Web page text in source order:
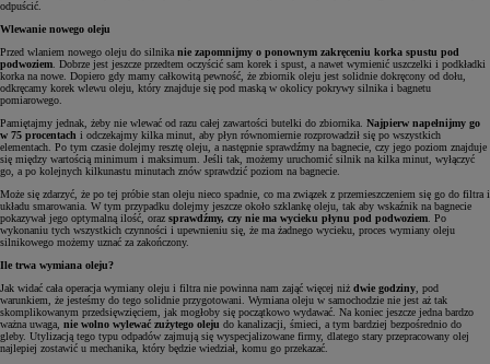
odpuścić.
Wlewanie nowego oleju
Przed wlaniem nowego oleju do silnika nie zapomnijmy o ponownym zakręceniu korka spustu pod
podwoziem. Dobrze jest jeszcze przedtem oczyścić sam korek i spust, a nawet wymienić uszczelki i podkładki
korka na nowe. Dopiero gdy mamy całkowitą pewność, że zbiornik oleju jest solidnie dokręcony od dołu,
odkręcamy korek wlewu oleju, który znajduje się pod maską w okolicy pokrywy silnika i bagnetu
pomiarowego.
Pamiętajmy jednak, żeby nie wlewać od razu całej zawartości butelki do zbiornika. Najpierw napełnijmy go
w 75 procentach i odczekajmy kilka minut, aby płyn równomiernie rozprowadził się po wszystkich
elementach. Po tym czasie dolejmy resztę oleju, a następnie sprawdźmy na bagnecie, czy jego poziom znajduje
się między wartością minimum i maksimum. Jeśli tak, możemy uruchomić silnik na kilka minut, wyłączyć
go, a po kolejnych kilkunastu minutach znów sprawdzić poziom na bagnecie.
Może się zdarzyć, że po tej próbie stan oleju nieco spadnie, co ma związek z przemieszczeniem się go do filtra i
układu smarowania. W tym przypadku dolejmy jeszcze około szklankę oleju, tak aby wskaźnik na bagnecie
pokazywał jego optymalną ilość, oraz sprawdźmy, czy nie ma wycieku płynu pod podwoziem. Po
wykonaniu tych wszystkich czynności i upewnieniu się, że ma żadnego wycieku, proces wymiany oleju
silnikowego możemy uznać za zakończony.
Ile trwa wymiana oleju?
Jak widać cała operacja wymiany oleju i filtra nie powinna nam zająć więcej niż dwie godziny, pod
warunkiem, że jesteśmy do tego solidnie przygotowani. Wymiana oleju w samochodzie nie jest aż tak
skomplikowanym przedsięwzięciem, jak mogłoby się początkowo wydawać. Na koniec jeszcze jedna bardzo
ważna uwaga, nie wolno wylewać zużytego oleju do kanalizacji, śmieci, a tym bardziej bezpośrednio do
gleby. Utylizacją tego typu odpadów zajmują się wyspecjalizowane firmy, dlatego stary przepracowany olej
najlepiej zostawić u mechanika, który będzie wiedział, komu go przekazać.